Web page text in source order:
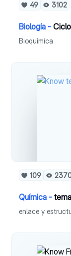
49 3102
Biología -
Bioquímica
109
Química -
enlace y